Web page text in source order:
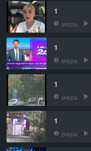
1
вчера
1
вчера
1
вчера
1
вчера